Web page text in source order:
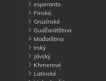
esperanto
Finská
Gruzínské
Gudžarátština
Maďarština
Irský
Jávský
Khmerové
Latinské